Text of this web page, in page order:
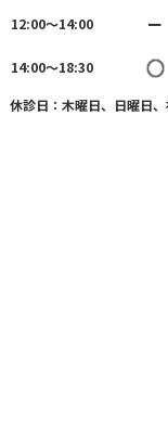
12:00〜14:00 ー
14:00〜18:30 ○
休診⽇：木曜⽇、日曜日